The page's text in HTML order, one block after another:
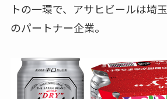
トの一環で、アサヒビールは埼
のパートナー企業。